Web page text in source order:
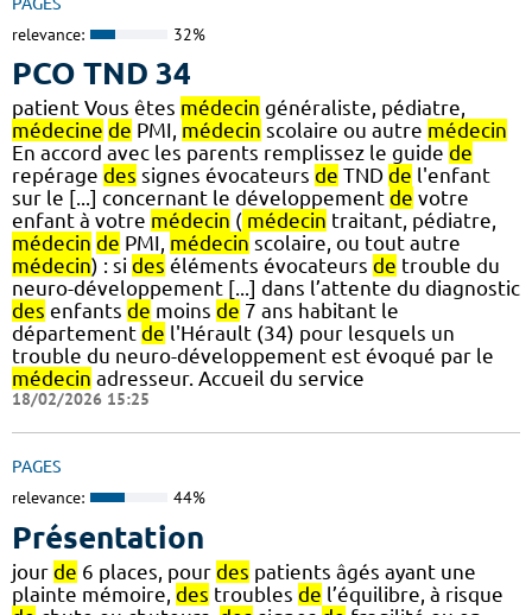
relevance: 32%
PCO TND 34
patient Vous êtes médecin généraliste, pédiatre,
médecine de PMI, médecin scolaire ou autre médecin
En accord avec les parents remplissez le guide de
repérage des signes évocateurs de TND de l'enfant
sur le [...] concernant le développement de votre
enfant à votre médecin ( médecin traitant, pédiatre,
médecin de PMI, médecin scolaire, ou tout autre
médecin) : si des éléments évocateurs de trouble du
neuro-développement [...] dans l’attente du diagnostic
des enfants de moins de 7 ans habitant le
département de l'Hérault (34) pour lesquels un
trouble du neuro-développement est évoqué par le
médecin adresseur. Accueil du service
18/02/2026 15:25
PAGES
relevance: 44%
Présentation
jour de 6 places, pour des patients âgés ayant une
plainte mémoire, des troubles de l’équilibre, à risque